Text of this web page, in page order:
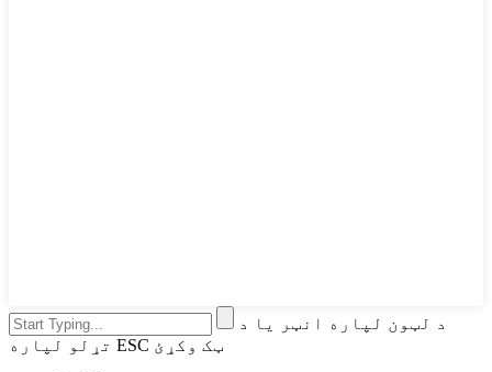
د لټون لپاره انټر یا د
تړلو لپاره ESC ټک وکړئ